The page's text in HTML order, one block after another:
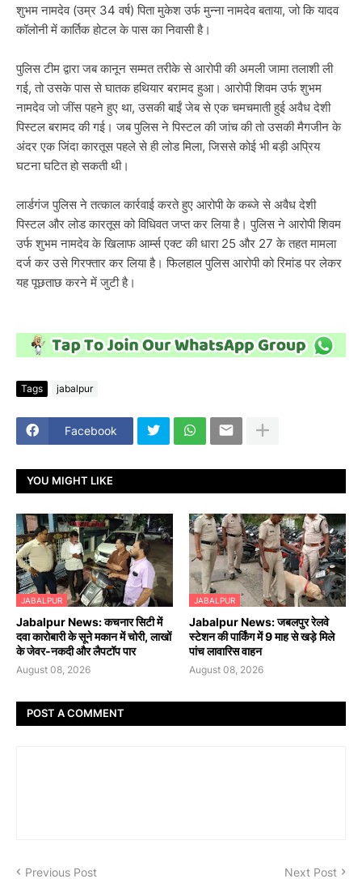
शुभम नामदेव (उम्र 34 वर्ष) पिता मुकेश उर्फ मुन्ना नामदेव बताया, जो कि यादव
कॉलोनी में कार्तिक होटल के पास का निवासी है।
पुलिस टीम द्वारा जब कानून सम्मत तरीके से आरोपी की अमली जामा तलाशी ली
गई, तो उसके पास से घातक हथियार बरामद हुआ। आरोपी शिवम उर्फ शुभम
नामदेव जो जींस पहने हुए था, उसकी बाईं जेब से एक चमचमाती हुई अवैध देशी
पिस्टल बरामद की गई। जब पुलिस ने पिस्टल की जांच की तो उसकी मैगजीन के
अंदर एक जिंदा कारतूस पहले से ही लोड मिला, जिससे कोई भी बड़ी अप्रिय
घटना घटित हो सकती थी।
लार्डगंज पुलिस ने तत्काल कार्रवाई करते हुए आरोपी के कब्जे से अवैध देशी
पिस्टल और लोड कारतूस को विधिवत जप्त कर लिया है। पुलिस ने आरोपी शिवम
उर्फ शुभम नामदेव के खिलाफ आर्म्स एक्ट की धारा 25 और 27 के तहत मामला
दर्ज कर उसे गिरफ्तार कर लिया है। फिलहाल पुलिस आरोपी को रिमांड पर लेकर
यह पूछताछ करने में जुटी है।
Tags jabalpur
Facebook
YOU MIGHT LIKE
JABALPUR
Jabalpur News: कचनार सिटी में
दवा कारोबारी के सूने मकान में चोरी, लाखों
के जेवर-नकदी और लैपटॉप पार
August 08, 2026
JABALPUR
Jabalpur News: जबलपुर रेलवे
स्टेशन की पार्किंग में 9 माह से खड़े मिले
पांच लावारिस वाहन
August 08, 2026
POST A COMMENT
Previous Post Next Post